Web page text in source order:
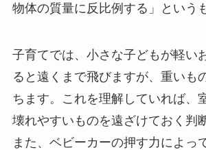
物体の質量に反比例する」という
子育てでは、小さな子どもが軽い
ると遠くまで飛びますが、重いも
ちます。これを理解していれば、
壊れやすいものを遠ざけておく判
また、ベビーカーの押す力によっ